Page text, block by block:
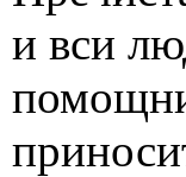
и вси